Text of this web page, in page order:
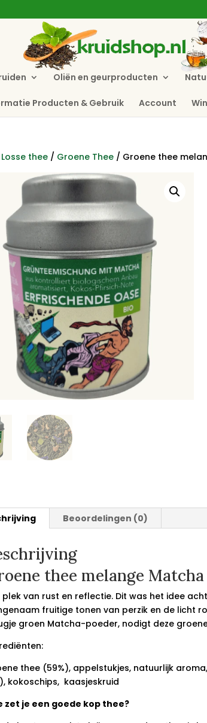
Oliën en geurproducten
Producten & Gebruik Account
Losse thee/ Groene Thee/ Groene thee
Beoordelingen (0)
thee melange
plek van rust en reflectie. Dit was het idee
fruitige tonen van perzik en de licht
groen Matcha-poeder, nodigt deze
thee (59%), appelstukjes, natuurlijk
kokoschips, kaasjeskruid
zet je een goede kop thee?